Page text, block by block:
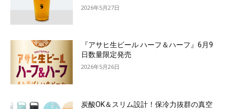
2026年5月27日
『アサヒ生ビール ハーフ＆ハーフ』6月9
日数量限定発売
2026年5月26日
炭酸OK＆スリム設計！保冷力抜群の真空